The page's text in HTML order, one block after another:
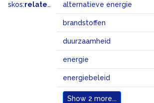
skos:related alternatieve energie
brandstoffen
duurzaamheid
energie
energiebeleid
Show 2 more...